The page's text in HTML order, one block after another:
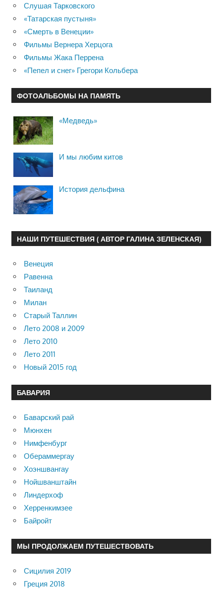
Слушая Тарковского
«Татарская пустыня»
«Смерть в Венеции»
Фильмы Вернера Херцога
Фильмы Жака Перрена
«Пепел и снег» Грегори Кольбера
ФОТОАЛЬБОМЫ НА ПАМЯТЬ
«Медведь»
И мы любим китов
История дельфина
НАШИ ПУТЕШЕСТВИЯ ( АВТОР ГАЛИНА ЗЕЛЕНСКАЯ)
Венеция
Равенна
Таиланд
Милан
Старый Таллин
Лето 2008 и 2009
Лето 2010
Лето 2011
Новый 2015 год
БАВАРИЯ
Баварский рай
Мюнхен
Нимфенбург
Обераммергау
Хоэншвангау
Нойшванштайн
Линдерхоф
Херренкимзее
Байройт
МЫ ПРОДОЛЖАЕМ ПУТЕШЕСТВОВАТЬ
Сицилия 2019
Греция 2018